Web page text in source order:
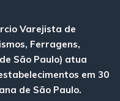
Varejista de
Ferragens,
São Paulo) atua
em 30
de São Paulo.